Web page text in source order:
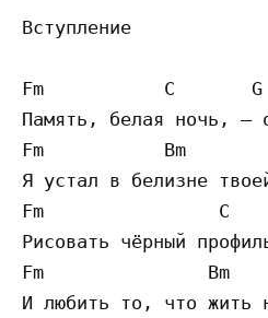
Вступление
Fm           C
Память, белая ночь, –
Fm           Bm
Я устал в белизне
Fm                C
Рисовать чёрный
Fm               Bm
И любить то, что жить